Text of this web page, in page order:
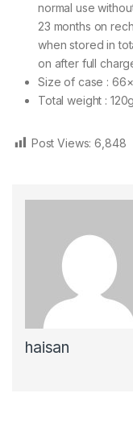
normal use
23 months on
when stored in
on after full
Size of case :
Total weight : 120g
Post Views: 6,848
haisan